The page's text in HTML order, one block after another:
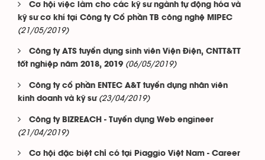
Cơ hội việc làm cho các kỹ sư ngành tự động hóa và
kỹ sư cơ khí tại Công ty Cổ phần TB công nghệ MIPEC
(21/05/2019)
Công ty ATS tuyển dụng sinh viên Viện Điện, CNTT&TT
tốt nghiệp năm 2018, 2019 (06/05/2019)
Công ty cổ phần ENTEC A&T tuyển dụng nhân viên
kinh doanh và kỹ sư (23/04/2019)
Công ty BIZREACH - Tuyển dụng Web engineer
(21/04/2019)
Cơ hội đặc biệt chỉ có tại Piaggio Việt Nam - Career